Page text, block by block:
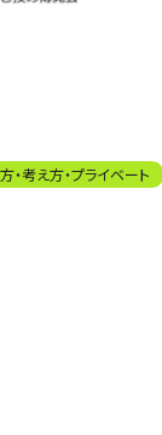
・考え方・プライベート